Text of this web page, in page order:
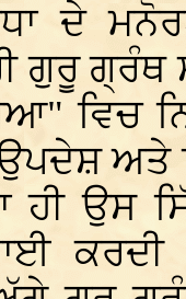
ਦੇ
ਗੁਰੂ ਗ੍ਰੰਥ
ਵਿਚ
ਅਤੇ
ਹੀ ਉਸ
ਕਰਦੀ